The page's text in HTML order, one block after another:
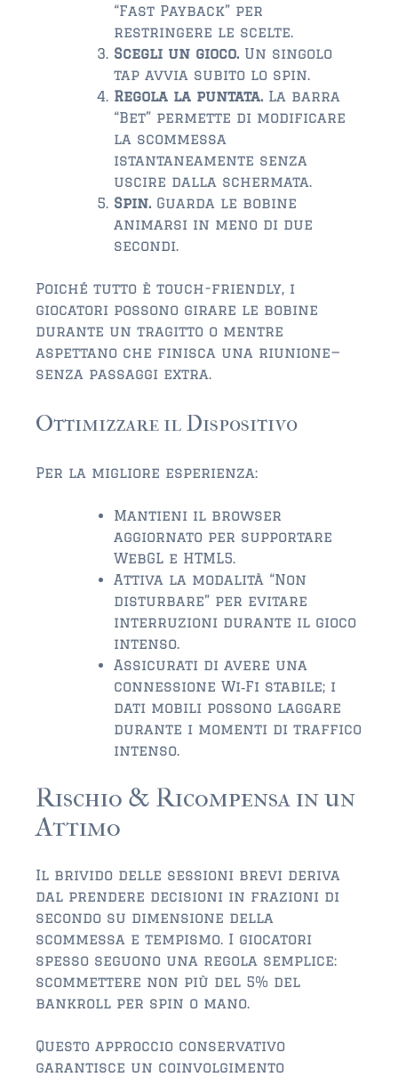
PRESALE TICKETS“Fast Payback” per
restringere le scelte.
Scegli un gioco. Un singolo
tap avvia subito lo spin.
Regola la puntata. La barra
“Bet” permette di modificare
la scommessa
istantaneamente senza
uscire dalla schermata.
Spin. Guarda le bobine
animarsi in meno di due
secondi.
Poiché tutto è touch-friendly, i
giocatori possono girare le bobine
durante un tragitto o mentre
aspettano che finisca una riunione—
senza passaggi extra.
Ottimizzare il Dispositivo
Per la migliore esperienza:
Mantieni il browser
aggiornato per supportare
WebGL e HTML5.
Attiva la modalità “Non
disturbare” per evitare
interruzioni durante il gioco
intenso.
Assicurati di avere una
connessione Wi‑Fi stabile; i
dati mobili possono laggare
durante i momenti di traffico
intenso.
Rischio & Ricompensa in un
Attimo
Il brivido delle sessioni brevi deriva
dal prendere decisioni in frazioni di
secondo su dimensione della
scommessa e tempismo. I giocatori
spesso seguono una regola semplice:
scommettere non più del 5% del
bankroll per spin o mano.
Questo approccio conservativo
garantisce un coinvolgimento